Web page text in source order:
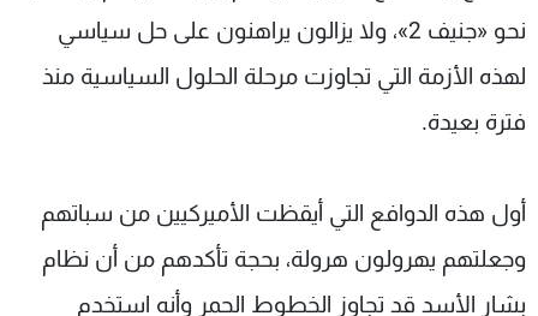
نحو «جنيف 2»، ولا يزالون يراهنون على حل سياسي
لهذه الأزمة التي تجاوزت مرحلة الحلول السياسية منذ
فترة بعيدة.
أول هذه الدوافع التي أيقظت الأميركيين من سباتهم
وجعلتهم يهرولون هرولة، بحجة تأكدهم من أن نظام
بشار الأسد قد تجاوز الخطوط الحمر وأنه استخدم